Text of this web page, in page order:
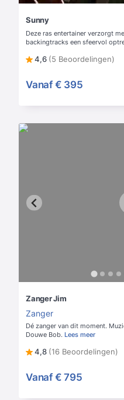
Sunny
Deze ras entertainer verzorgt
backingtracks een sfeervol
4,6 (5 Beoordelingen)
Vanaf € 395
Zanger Jim
Zanger
Dé zanger van dit moment.
Douwe Bob. Lees meer
4,8 (16 Beoordelingen)
Vanaf € 795